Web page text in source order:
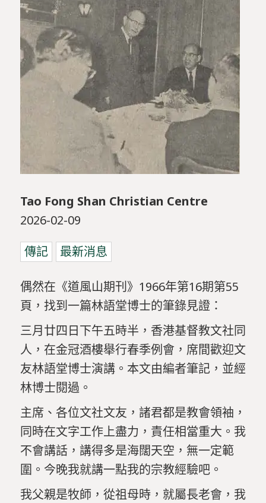
Tao Fong Shan Christian Centre
2026-02-09
傳記
最新消息
偶然在《道風山期刊》 1966年第16期第55
頁， 找到一篇林語堂博士的筆錄見證：
三月廿四日下午五時半， 香港基督教文社同
人， 在金冠酒樓舉行春季例會， 席間歡迎文
友林語堂博士演講。 本文由編者筆記， 並經
林博士閱過。
主席、各位文社文友，諸君都是教會領袖，
同時在文字工作上盡力，責任相當重大。我
不會講話，講得多是海闊天空，無一定範
圍。今晚我就講一點我的宗教經驗吧。
我父親是牧師，從祖母時，就屬長老會，我